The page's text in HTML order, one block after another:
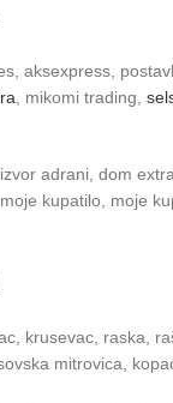
aksexpress,
, mikomi trading,
adrani, dom
kupatilo, moje
krusevac, raska,
mitrovica,